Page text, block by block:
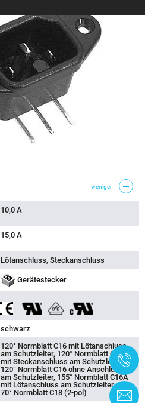
weniger
10,0 A
15,0 A
Lötanschluss, Steckanschluss
Gerätestecker
schwarz
120° Normblatt C16 mit Lötanschluss
am Schutzleiter, 120° Normblatt C16
mit Steckanschluss am Schutzleiter,
120° Normblatt C16 ohne Anschluss
am Schutzleiter, 155° Normblatt C16A
mit Lötanschluss am Schutzleiter ...
70° Normblatt C18 (2-pol)